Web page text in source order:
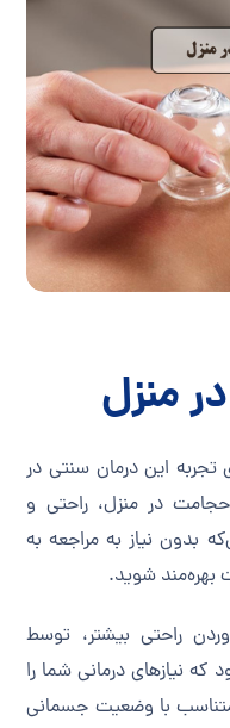
منزل
تجربه این درمان سنتی در
در منزل، راحتی و
نیاز به مراجعه به
بهره‌مند شوید.
راحتی بیشتر، توسط
نیازهای درمانی شما را
متناسب با وضعیت جسمانی